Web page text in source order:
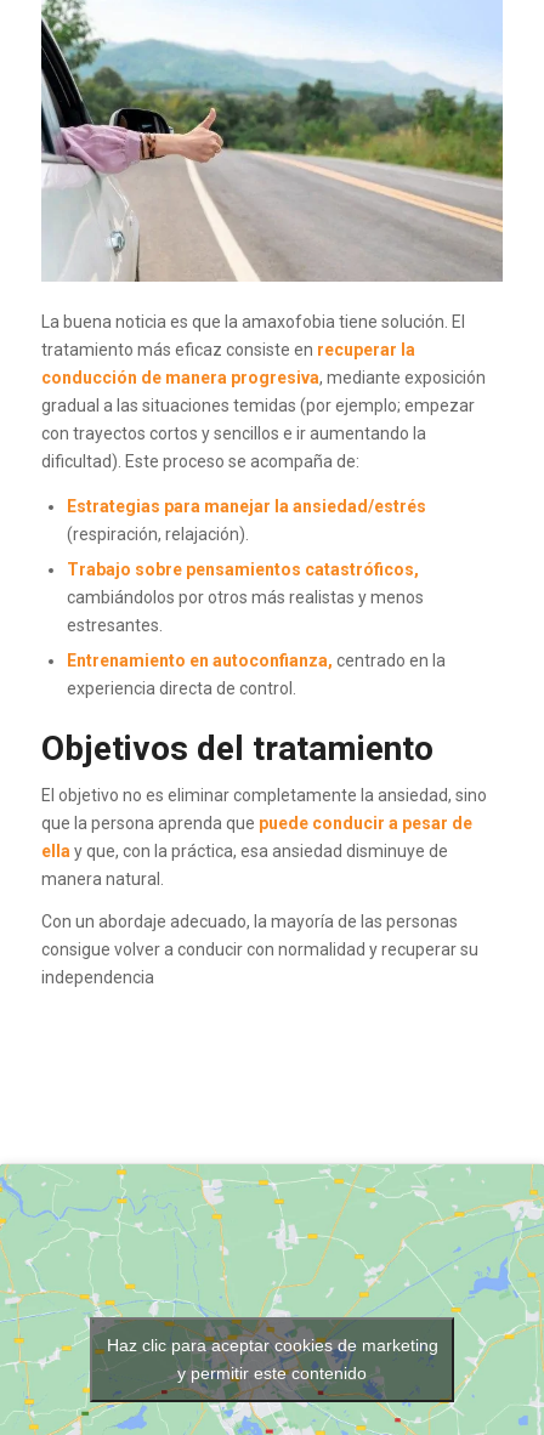
La buena noticia es que la amaxofobia tiene solución. El
tratamiento más eficaz consiste en recuperar la
conducción de manera progresiva, mediante exposición
gradual a las situaciones temidas (por ejemplo; empezar
con trayectos cortos y sencillos e ir aumentando la
dificultad). Este proceso se acompaña de:
Estrategias para manejar la ansiedad/estrés
(respiración, relajación).
Trabajo sobre pensamientos catastróficos,
cambiándolos por otros más realistas y menos
estresantes.
Entrenamiento en autoconfianza, centrado en la
experiencia directa de control.
Objetivos del tratamiento
El objetivo no es eliminar completamente la ansiedad, sino
que la persona aprenda que puede conducir a pesar de
ellay que, con la práctica, esa ansiedad disminuye de
manera natural.
Con un abordaje adecuado, la mayoría de las personas
consigue volver a conducir con normalidad y recuperar su
independencia
Haz clic para aceptar cookies de marketing
y permitir este contenido